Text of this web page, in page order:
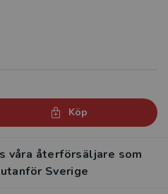
Köp
våra återförsäljare som
Sverige